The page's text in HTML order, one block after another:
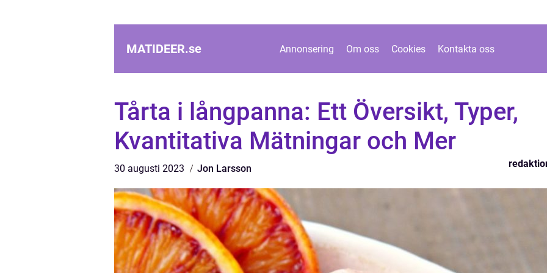
MATIDEER.se Annonsering Om oss Cookies Kontakta oss
Tårta i långpanna: Ett Översikt, Typer,
Kvantitativa Mätningar och Mer
30 augusti 2023 Jon Larsson